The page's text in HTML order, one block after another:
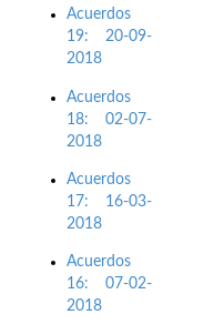
Acuerdos
19: 20-09-
2018
Acuerdos
18: 02-07-
2018
Acuerdos
17: 16-03-
2018
Acuerdos
16: 07-02-
2018